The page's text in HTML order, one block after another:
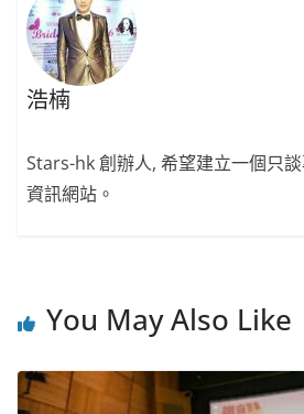
浩楠
Stars-hk 創辦人, 希望建立一個只
資訊網站。
You May Also Like